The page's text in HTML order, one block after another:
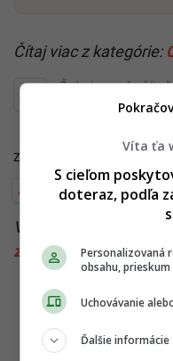
Čítaj viac z kategórie:
Ďakujeme, že
alebo si
Zdroje:
Dovolenka
Viac k téme:
zadarmo
Víta ťa
S cieľom
doteraz, podľa
Personalizovaná
obsahu,
Uchovávanie
Ďalšie informácie